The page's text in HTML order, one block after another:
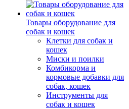
Товары оборудование для
собак и кошек
Клетки для собак и
кошек
Миски и поилки
Комбикорма и
кормовые добавки для
собак, кошек
Инструменты для
собак и кошек